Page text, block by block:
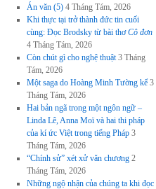
Án văn (5) 4 Tháng Tám, 2026
Khi thực tại trở thành đức tin cuối
cùng: Đọc Brodsky từ bài thơCô đơn
4 Tháng Tám, 2026
Còn chút gì cho nghệ thuật 3 Tháng
Tám, 2026
Một saga do Hoàng Minh Tường kể 3
Tháng Tám, 2026
Hai bản ngã trong một ngôn ngữ –
Linda Lê, Anna Moï và hai thi pháp
của kí ức Việt trong tiếng Pháp 3
Tháng Tám, 2026
“Chính sử” xét xử văn chương 2
Tháng Tám, 2026
Những ngộ nhận của chúng ta khi đọc